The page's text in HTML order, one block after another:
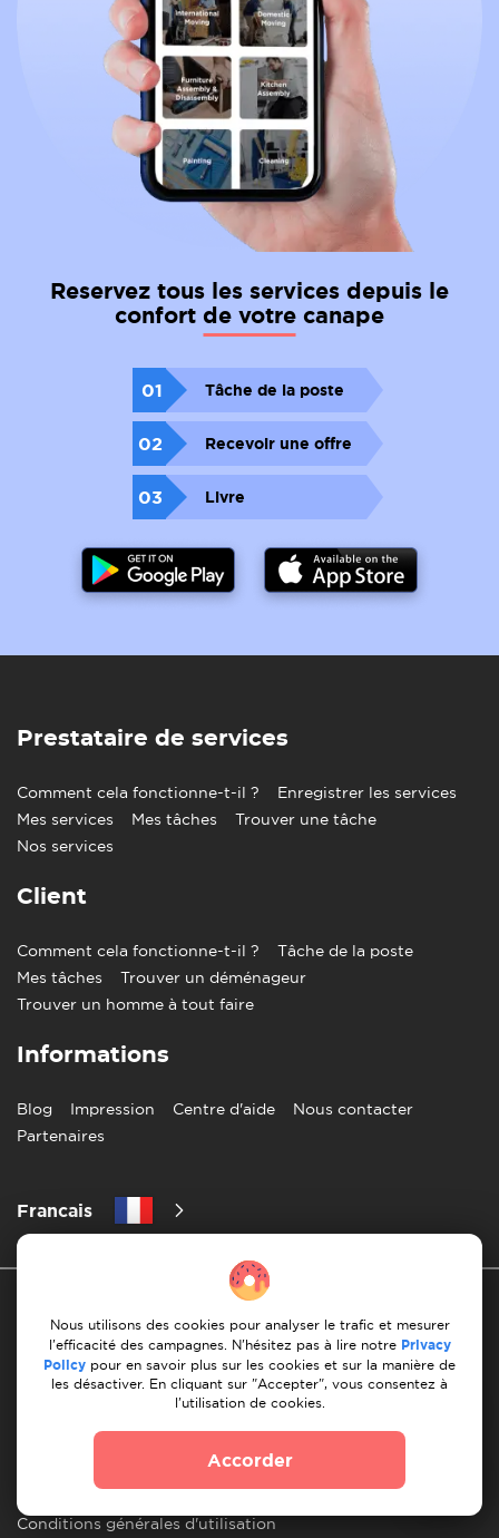
Reservez tous les services depuis le
confort de votre canape
01 Tâche de la poste
02 Recevoir une offre
03 Livre
Prestataire de services
Comment cela fonctionne-t-il ?
Enregistrer les services
Mes services
Mes tâches
Trouver une tâche
Nos services
Client
Comment cela fonctionne-t-il ?
Tâche de la poste
Mes tâches
Trouver un déménageur
Trouver un homme à tout faire
Informations
Blog Impression Centre d'aide
Nous contacter
Partenaires
Francais
Politique de confidentialité
les 10 regles d'un demenagement reussi
Lignes directrices en matiere de paiement
Conditions générales d'utilisation
Nous utilisons des cookies pour analyser le trafic et mesurer
l'efficacité des campagnes. N'hésitez pas à lire notre Privacy
Policy pour en savoir plus sur les cookies et sur la manière de
les désactiver. En cliquant sur "Accepter", vous consentez à
l'utilisation de cookies.
Accorder